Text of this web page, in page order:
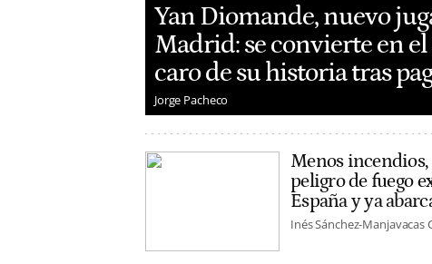
Yan Diomande, nuevo
Madrid: se convierte en
caro de su historia tras
Jorge Pacheco
Menos incendios,
peligro de fuego
España y ya
Inés Sánchez-Manjavacas